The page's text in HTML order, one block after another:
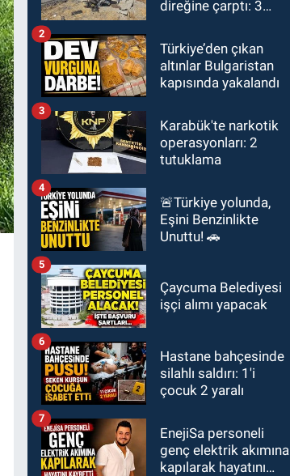
direğine çarptı: 3
Türkiye’den çıkan
altınlar Bulgaristan
kapısında yakalandı
2
Karabük'te narkotik
operasyonları: 2
tutuklama
3
🚨Türkiye yolunda,
Eşini Benzinlikte
Unuttu! 🚗
4
Çaycuma Belediyesi
işçi alımı yapacak
5
Hastane bahçesinde
silahlı saldırı: 1'i
çocuk 2 yaralı
6
EnejiSa personeli
genç elektrik akımına
kapılarak hayatını
7